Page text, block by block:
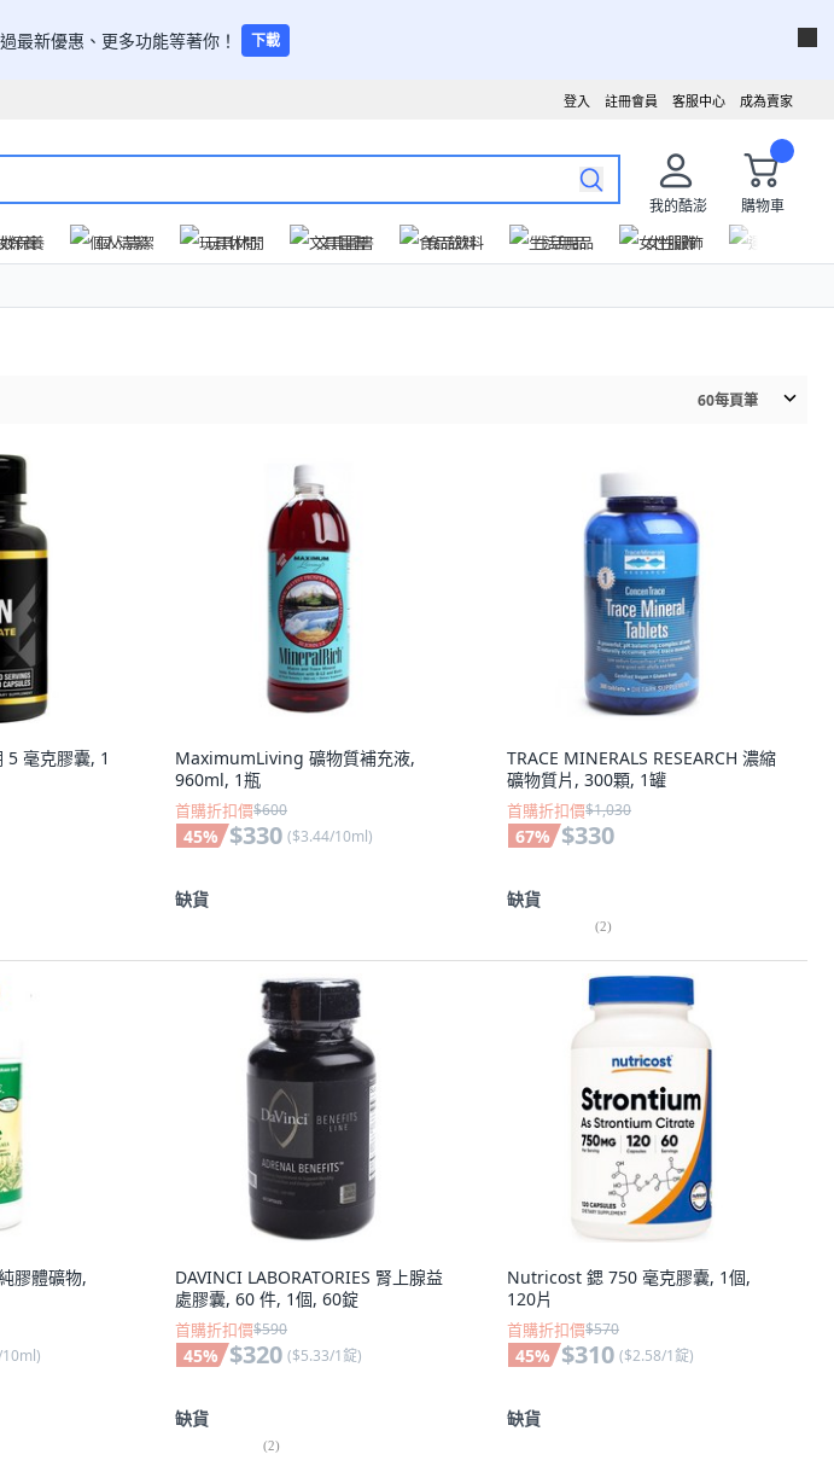
最新優惠、更多功能等著你！ 下載
成為賣家
客服中心
註冊會員
登入
我的酷澎
購物車
保養 個人清潔 玩具休閒 文具圖書 食品飲料 生活用品 女性服飾
60每頁筆
毫克膠囊, 1
MaximumLiving 礦物質補充液,
960ml, 1瓶
首購折扣價$600
45% $330 ($3.44/10ml)
缺貨
TRACE MINERALS RESEARCH 濃縮
礦物質片, 300顆, 1罐
首購折扣價$1,030
67% $330
缺貨
(2)
膠體礦物,
)
DAVINCI LABORATORIES 腎上腺益
處膠囊, 60 件, 1個, 60錠
首購折扣價$590
45% $320 ($5.33/1錠)
缺貨
(2)
Nutricost 鍶 750 毫克膠囊, 1個,
120片
首購折扣價$570
45% $310 ($2.58/1錠)
缺貨